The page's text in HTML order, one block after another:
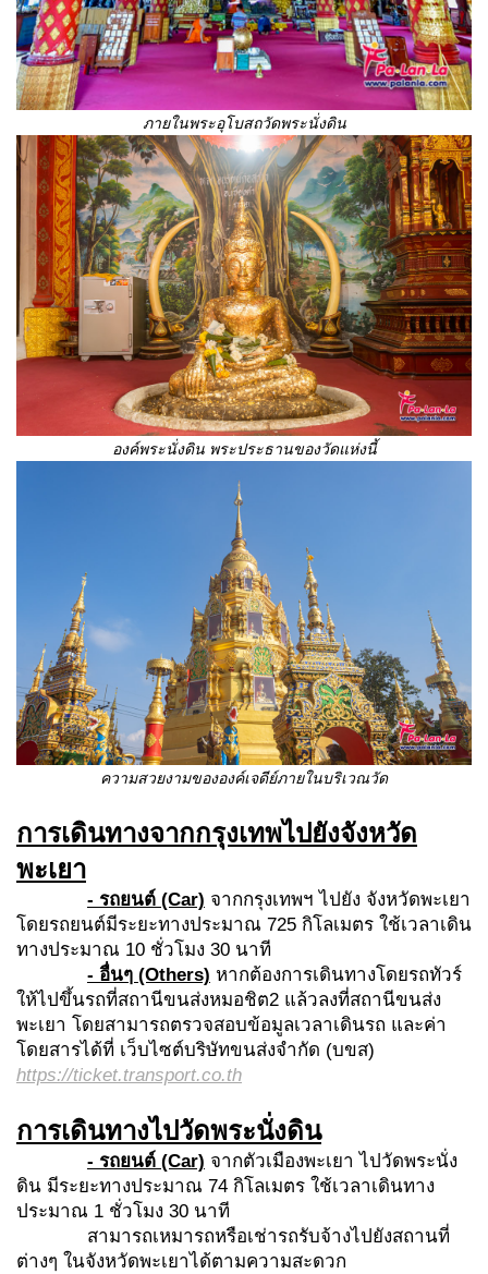
ภายในพระอุโบสถวัดพระนั่งดิน
องค์พระนั่งดิน พระประธานของวัดแห่งนี้
ความสวยงามขององค์เจดีย์ภายในบริเวณวัด
การเดินทางจากกรุงเทพไปยังจังหวัด
พะเยา
- รถยนต์ (Car) จากกรุงเทพฯ ไปยัง จังหวัดพะเยา
โดยรถยนต์มีระยะทางประมาณ 725 กิโลเมตร ใช้เวลาเดิน
ทางประมาณ 10 ชั่วโมง 30 นาที
- อื่นๆ (Others) หากต้องการเดินทางโดยรถทัวร์
ให้ไปขึ้นรถที่สถานีขนส่งหมอชิต2 แล้วลงที่สถานีขนส่ง
พะเยา โดยสามารถตรวจสอบข้อมูลเวลาเดินรถ และค่า
โดยสารได้ที่ เว็บไซต์บริษัทขนส่งจำกัด (บขส)
https://ticket.transport.co.th
การเดินทางไปวัดพระนั่งดิน
- รถยนต์ (Car) จากตัวเมืองพะเยา ไปวัดพระนั่ง
ดิน มีระยะทางประมาณ 74 กิโลเมตร ใช้เวลาเดินทาง
ประมาณ 1 ชั่วโมง 30 นาที
สามารถเหมารถหรือเช่ารถรับจ้างไปยังสถานที่
ต่างๆ ในจังหวัดพะเยาได้ตามความสะดวก